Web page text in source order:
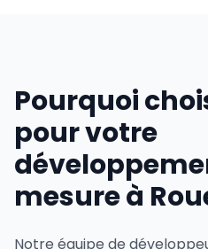
Pourquoi
pour votre
mesure à
Notre équipe de